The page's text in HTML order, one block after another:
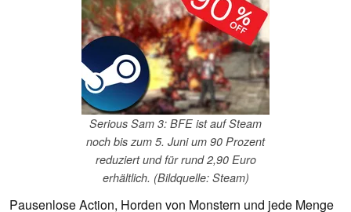
Serious Sam 3: BFE ist auf Steam
noch bis zum 5. Juni um 90 Prozent
reduziert und für rund 2,90 Euro
erhältlich. (Bildquelle: Steam)
Pausenlose Action, Horden von Monstern und jede Menge